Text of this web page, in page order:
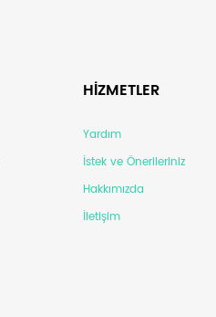
HİZMETLER
Yardım
İstek ve Önerileriniz
Hakkımızda
İletişim